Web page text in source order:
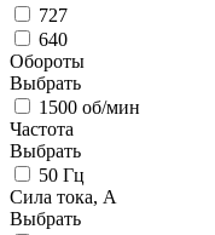
727
640
Обороты
Выбрать
1500 об/мин
Частота
Выбрать
50 Гц
Сила тока, А
Выбрать